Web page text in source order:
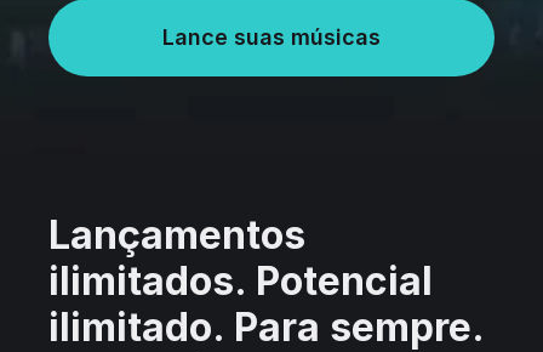
Lance suas músicas
Lançamentos
ilimitados. Potencial
ilimitado. Para sempre.